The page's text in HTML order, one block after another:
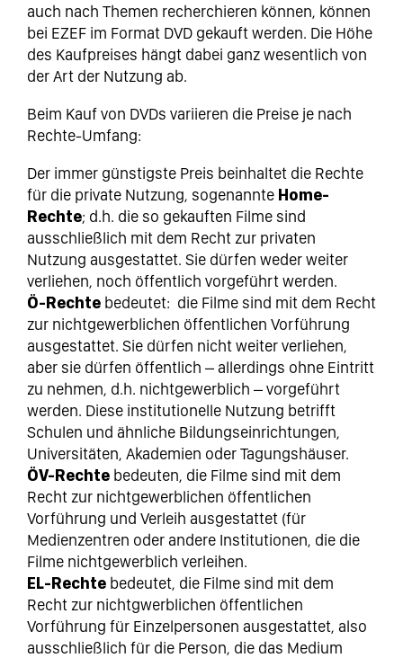
auch nach Themen recherchieren können, können
bei EZEF im Format DVD gekauft werden. Die Höhe
des Kaufpreises hängt dabei ganz wesentlich von
der Art der Nutzung ab.
Beim Kauf von DVDs variieren die Preise je nach
Rechte-Umfang:
Der immer günstigste Preis beinhaltet die Rechte
für die private Nutzung, sogenannte Home-
Rechte; d.h. die so gekauften Filme sind
ausschließlich mit dem Recht zur privaten
Nutzung ausgestattet. Sie dürfen weder weiter
verliehen, noch öffentlich vorgeführt werden.
Ö-Rechte bedeutet: die Filme sind mit dem Recht
zur nichtgewerblichen öffentlichen Vorführung
ausgestattet. Sie dürfen nicht weiter verliehen,
aber sie dürfen öffentlich – allerdings ohne Eintritt
zu nehmen, d.h. nichtgewerblich – vorgeführt
werden. Diese institutionelle Nutzung betrifft
Schulen und ähnliche Bildungseinrichtungen,
Universitäten, Akademien oder Tagungshäuser.
ÖV-Rechte bedeuten, die Filme sind mit dem
Recht zur nichtgewerblichen öffentlichen
Vorführung und Verleih ausgestattet (für
Medienzentren oder andere Institutionen, die die
Filme nichtgewerblich verleihen.
EL-Rechte bedeutet, die Filme sind mit dem
Recht zur nichtgwerblichen öffentlichen
Vorführung für Einzelpersonen ausgestattet, also
ausschließlich für die Person, die das Medium